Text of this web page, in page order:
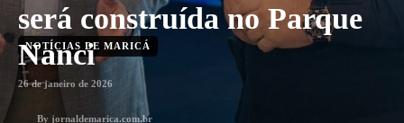
será construída no Parque
Nanci
NOTÍCIAS DE MARICÁ
26 de janeiro de 2026
By jornaldemarica.com.br